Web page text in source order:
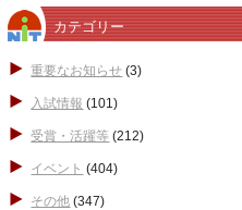
カテゴリー
重要なお知らせ (3)
入試情報 (101)
受賞・活躍等 (212)
イベント (404)
その他 (347)